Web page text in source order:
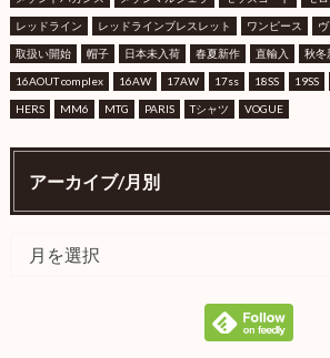
レッドライン レッドラインブレスレット ワンピース
取扱い開始 帽子 日本未入荷 春夏新作 直輸入 秋冬
16AOUT complex 16AW 17AW 17ss 18SS 19SS
HERS MM6 MTG PARIS Tシャツ VOGUE
アーカイブ/月別